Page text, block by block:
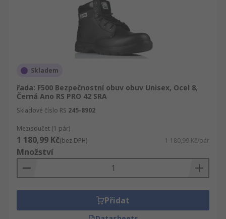
Skladem
řada: F500 Bezpečnostní obuv obuv Unisex, Ocel 8,
Černá Ano RS PRO 42 SRA
Skladové číslo RS 245-8902
Mezisoučet (1 pár)
1 180,99 Kč(bez DPH) 1 180,99 Kč/pár
Množství
Přidat